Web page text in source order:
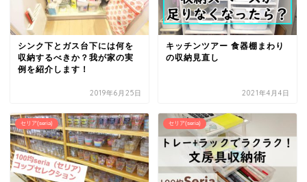
シンク下とガス台下には何を
収納するべきか？我が家の実
例を紹介します！
2019年6月25日
キッチンツアー 食器棚まわり
の収納見直し
2021年4月4日
セリア(seria) セリア(seria)